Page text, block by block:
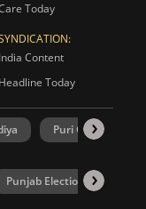
Today
India Content
Headline Today
Puri Choghadiya
Punjab Election